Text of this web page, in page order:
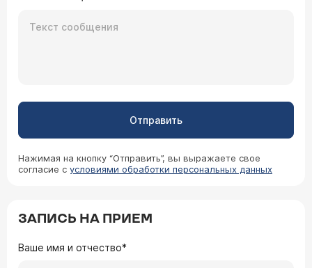
Отправить
Нажимая на кнопку “Отправить”, вы выражаете свое
согласие с условиями обработки персональных данных
ЗАПИСЬ НА ПРИЕМ
Ваше имя и отчество*